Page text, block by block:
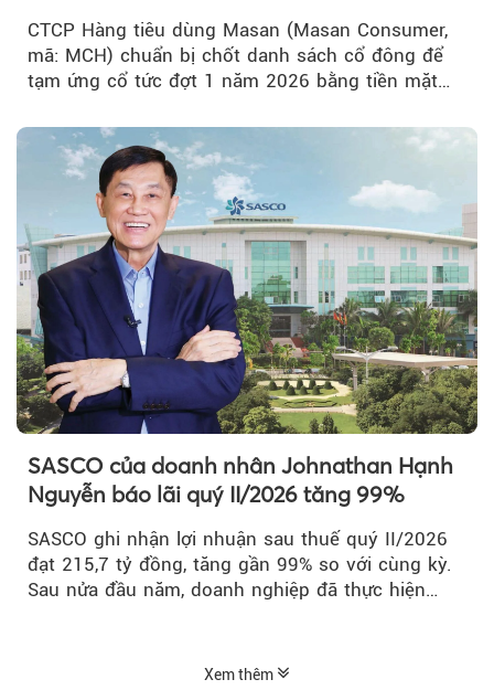
CTCP Hàng tiêu dùng Masan (Masan Consumer,
mã: MCH) chuẩn bị chốt danh sách cổ đông để
tạm ứng cổ tức đợt 1 năm 2026 bằng tiền mặt
SASCO của doanh nhân Johnathan Hạnh
Nguyễn báo lãi quý II/2026 tăng 99%
SASCO ghi nhận lợi nhuận sau thuế quý II/2026
đạt 215,7 tỷ đồng, tăng gần 99% so với cùng kỳ.
Sau nửa đầu năm, doanh nghiệp đã thực hiện
Xem thêm